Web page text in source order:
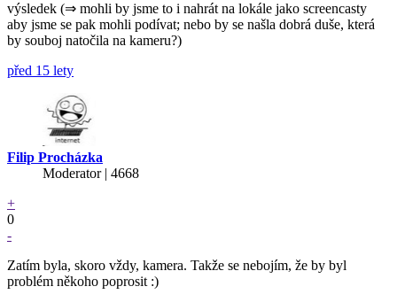
výsledek (⇒ mohli by jsme to i nahrát na lokále jako screencasty
aby jsme se pak mohli podívat; nebo by se našla dobrá duše, která
by souboj natočila na kameru?)
před 15 lety
Filip Procházka
Moderator | 4668
+
0
-
Zatím byla, skoro vždy, kamera. Takže se nebojím, že by byl
problém někoho poprosit :)